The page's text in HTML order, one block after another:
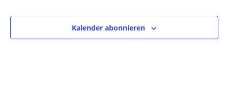
Kalender abonnieren